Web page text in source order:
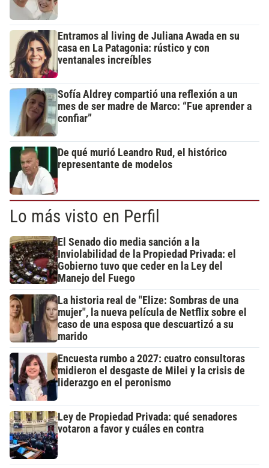
Entramos al living de Juliana Awada en su
casa en La Patagonia: rústico y con
ventanales increíbles
Sofía Aldrey compartió una reflexión a un
mes de ser madre de Marco: “Fue aprender a
confiar”
De qué murió Leandro Rud, el histórico
representante de modelos
Lo más visto en Perfil
El Senado dio media sanción a la
Inviolabilidad de la Propiedad Privada: el
Gobierno tuvo que ceder en la Ley del
Manejo del Fuego
La historia real de "Elize: Sombras de una
mujer", la nueva película de Netflix sobre el
caso de una esposa que descuartizó a su
marido
Encuesta rumbo a 2027: cuatro consultoras
midieron el desgaste de Milei y la crisis de
liderazgo en el peronismo
Ley de Propiedad Privada: qué senadores
votaron a favor y cuáles en contra